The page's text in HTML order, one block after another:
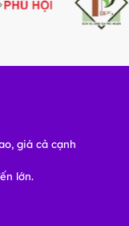
giá cả cạnh
lớn.